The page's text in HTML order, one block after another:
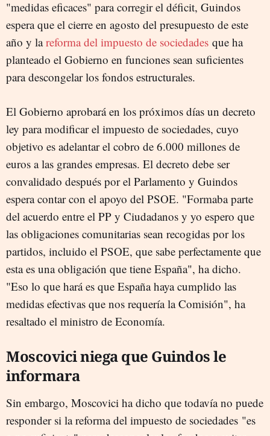
"medidas eficaces" para corregir el déficit, Guindos
espera que el cierre en agosto del presupuesto de este
año y lareforma del impuesto de sociedades que ha
planteado el Gobierno en funciones sean suficientes
para descongelar los fondos estructurales.
El Gobierno aprobará en los próximos días un decreto
ley para modificar el impuesto de sociedades, cuyo
objetivo es adelantar el cobro de 6.000 millones de
euros a las grandes empresas. El decreto debe ser
convalidado después por el Parlamento y Guindos
espera contar con el apoyo del PSOE. "Formaba parte
del acuerdo entre el PP y Ciudadanos y yo espero que
las obligaciones comunitarias sean recogidas por los
partidos, incluido el PSOE, que sabe perfectamente que
esta es una obligación que tiene España", ha dicho.
"Eso lo que hará es que España haya cumplido las
medidas efectivas que nos requería la Comisión", ha
resaltado el ministro de Economía.
Moscovici niega que Guindos le
informara
Sin embargo, Moscovici ha dicho que todavía no puede
responder si la reforma del impuesto de sociedades "es